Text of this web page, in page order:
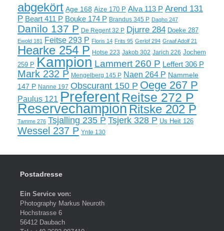
abgekört Age 168 Aize 170 P Alva 113 P Arend 131
P Beart 411 P Bouke 174 P Brandus 345 P Dagho 247
Danilo 137 P De Regent 32 P Djurre 284 Doeke 287
Ewold 181 Feitse 293 P Floris 14 Frits 95 Gerlof 294 Graaf Adolf 21
Hearke 254 P Hotse 223 Jakob 302 Jarich 226 Jochem
259 P Kampion Lammert 260 P Leffert 306 P
Mark 232 P Mengelberg 145 P Naen 264 P Nammele
147 P Nanne 197 Obscurant 150 P Oege 267 P
Paulus 121 Preferent Reitse 272 P
Reservechampion Ritske 202 P
Tamme 276 Tsjalling 235 P Tsjerk 328 P Us Heit 126
Wessel 237 P Ynte 130
Postadresse
Ein Service von:
Photography Markus Neuroth
Hochstrasse 6
56412 Daubach